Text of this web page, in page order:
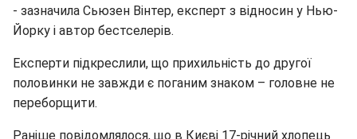
- зазначила Сьюзен Вінтер, експерт з відносин у Нью-
Йорку і автор бестселерів.
Експерти підкреслили, що прихильність до другої
половинки не завжди є поганим знаком – головне не
переборщити.
Раніше повідомлялося, що в Києві 17-річний хлопець